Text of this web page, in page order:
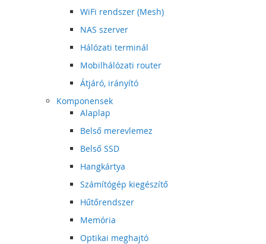
WiFi rendszer (Mesh)
NAS szerver
Hálózati terminál
Mobilhálózati router
Átjáró, irányító
Komponensek
Alaplap
Belső merevlemez
Belső SSD
Hangkártya
Számítógép kiegészítő
Hűtőrendszer
Memória
Optikai meghajtó